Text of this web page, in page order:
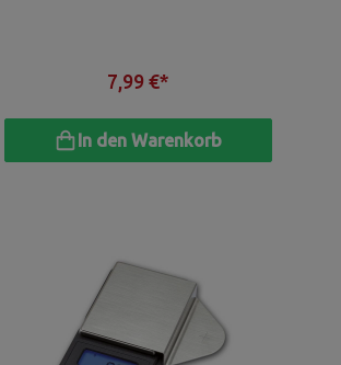
7,99 €*
In den Warenkorb